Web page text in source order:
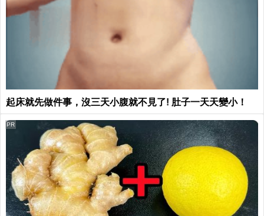
起床就先做件事，沒三天小腹就不見了! 肚子一天天變小！
PR